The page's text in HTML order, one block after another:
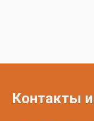
Контакты